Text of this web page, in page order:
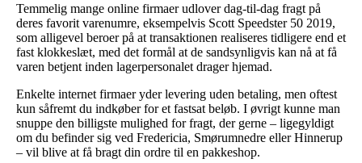
Temmelig mange online firmaer udlover dag-til-dag fragt på
deres favorit varenumre, eksempelvis Scott Speedster 50 2019,
som alligevel beroer på at transaktionen realiseres tidligere end et
fast klokkeslæt, med det formål at de sandsynligvis kan nå at få
varen betjent inden lagerpersonalet drager hjemad.
Enkelte internet firmaer yder levering uden betaling, men oftest
kun såfremt du indkøber for et fastsat beløb. I øvrigt kunne man
snuppe den billigste mulighed for fragt, der gerne – ligegyldigt
om du befinder sig ved Fredericia, Smørumnedre eller Hinnerup
– vil blive at få bragt din ordre til en pakkeshop.